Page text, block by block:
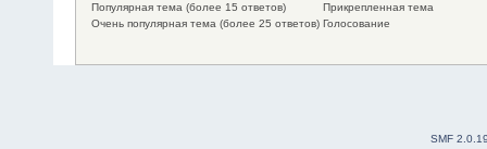
Популярная тема (более 15 ответов)
Очень популярная тема (более 25 ответов)
Прикрепленная тема
Голосование
SMF